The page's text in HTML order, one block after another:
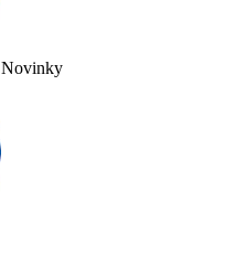
Novinky